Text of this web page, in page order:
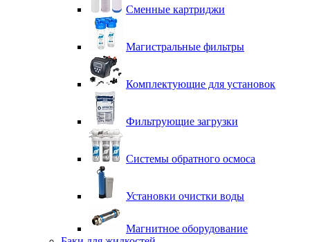
Сменные картриджи
Магистральные фильтры
Комплектующие для установок
Фильтрующие загрузки
Системы обратного осмоса
Установки очистки воды
Магнитное оборудование